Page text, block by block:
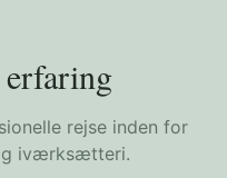
rejse inden for
iværksætteri.